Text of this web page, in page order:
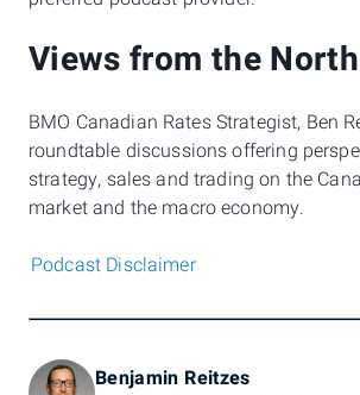
Views from the North
BMO Canadian Rates Strategist, Ben
roundtable discussions offering
strategy, sales and trading on the
market and the macro economy. ​‍‌‍‍‌‌‍‌
Podcast Disclaimer
Benjamin Reitzes